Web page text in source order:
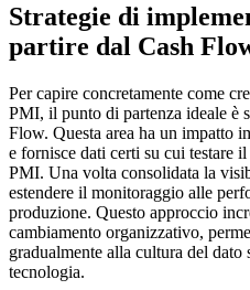
Strategie di
partire dal Cash
Per capire concretamente come
PMI, il punto di partenza ideale è
Flow. Questa area ha un impatto
e fornisce dati certi su cui testare
PMI. Una volta consolidata la
estendere il monitoraggio alle
produzione. Questo approccio
cambiamento organizzativo,
gradualmente alla cultura del dato
tecnologia.